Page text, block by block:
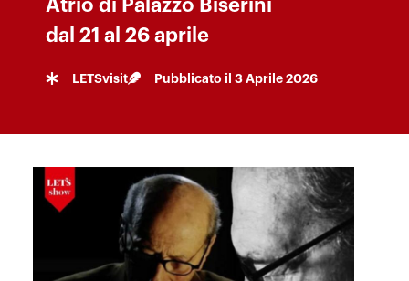
Atrio di Palazzo Biserini
dal 21 al 26 aprile
LETSvisit Pubblicato il 3 Aprile 2026